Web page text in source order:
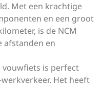
Met een krachtige
en een groot
is de NCM
afstanden en
vouwfiets is perfect
Het heeft